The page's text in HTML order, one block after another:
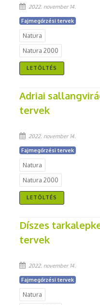
2022. november 14.
Fajmegőrzési tervek
Natura
Natura 2000
LETÖLTÉS
Adriai
tervek
2022. november 14.
Fajmegőrzési tervek
Natura
Natura 2000
LETÖLTÉS
Díszes
tervek
2022. november 14.
Fajmegőrzési tervek
Natura